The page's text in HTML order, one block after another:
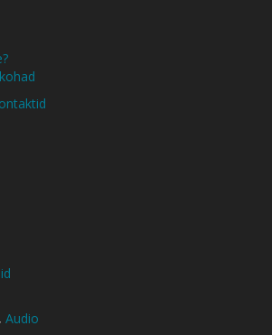
, Audio